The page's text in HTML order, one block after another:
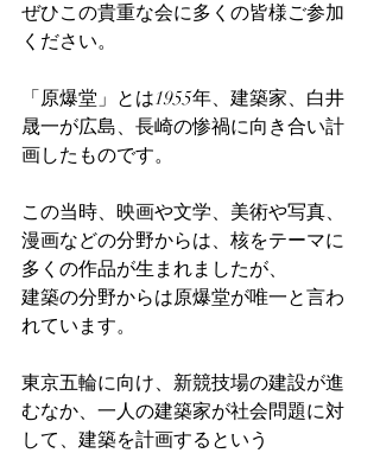
ぜひこの貴重な会に多くの皆様ご参加
ください。
「原爆堂」とは1955年、建築家、白井
晟一が広島、長崎の惨禍に向き合い計
画したものです。
この当時、映画や文学、美術や写真、
漫画などの分野からは、核をテーマに
多くの作品が生まれましたが、
建築の分野からは原爆堂が唯一と言わ
れています。
東京五輪に向け、新競技場の建設が進
むなか、一人の建築家が社会問題に対
して、建築を計画するという